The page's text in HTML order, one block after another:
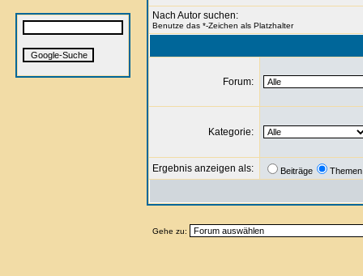
Nach Autor suchen:
Benutze das *-Zeichen als Platzhalter
Forum:
Kategorie:
Ergebnis anzeigen als: Beiträge Themen
Gehe zu: